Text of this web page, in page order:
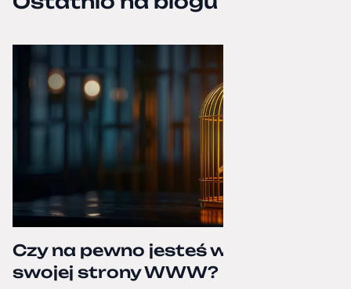
Czy na pewno jesteś właścicielem
swojej strony WWW?